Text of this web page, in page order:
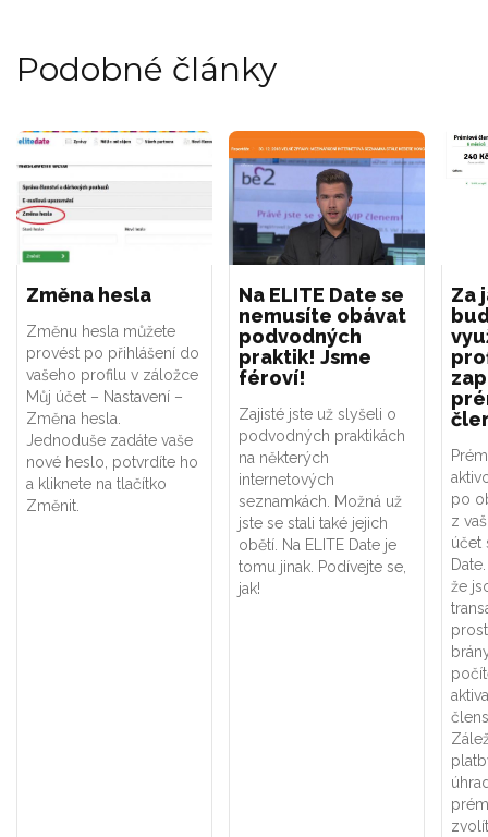
Podobné články
Změna hesla
Změnu hesla můžete
provést po přihlášení do
vašeho profilu v záložce
Můj účet – Nastavení –
Změna hesla.
Jednoduše zadáte vaše
nové heslo, potvrdíte ho
a kliknete na tlačítko
Změnit.
Na ELITE Date se
nemusíte obávat
podvodných
praktik! Jsme
féroví!
Zajisté jste už slyšeli o
podvodných praktikách
na některých
internetových
seznamkách. Možná už
jste se stali také jejich
obětí. Na ELITE Date je
tomu jinak. Podívejte se,
jak!
Za
po
z
účet
že